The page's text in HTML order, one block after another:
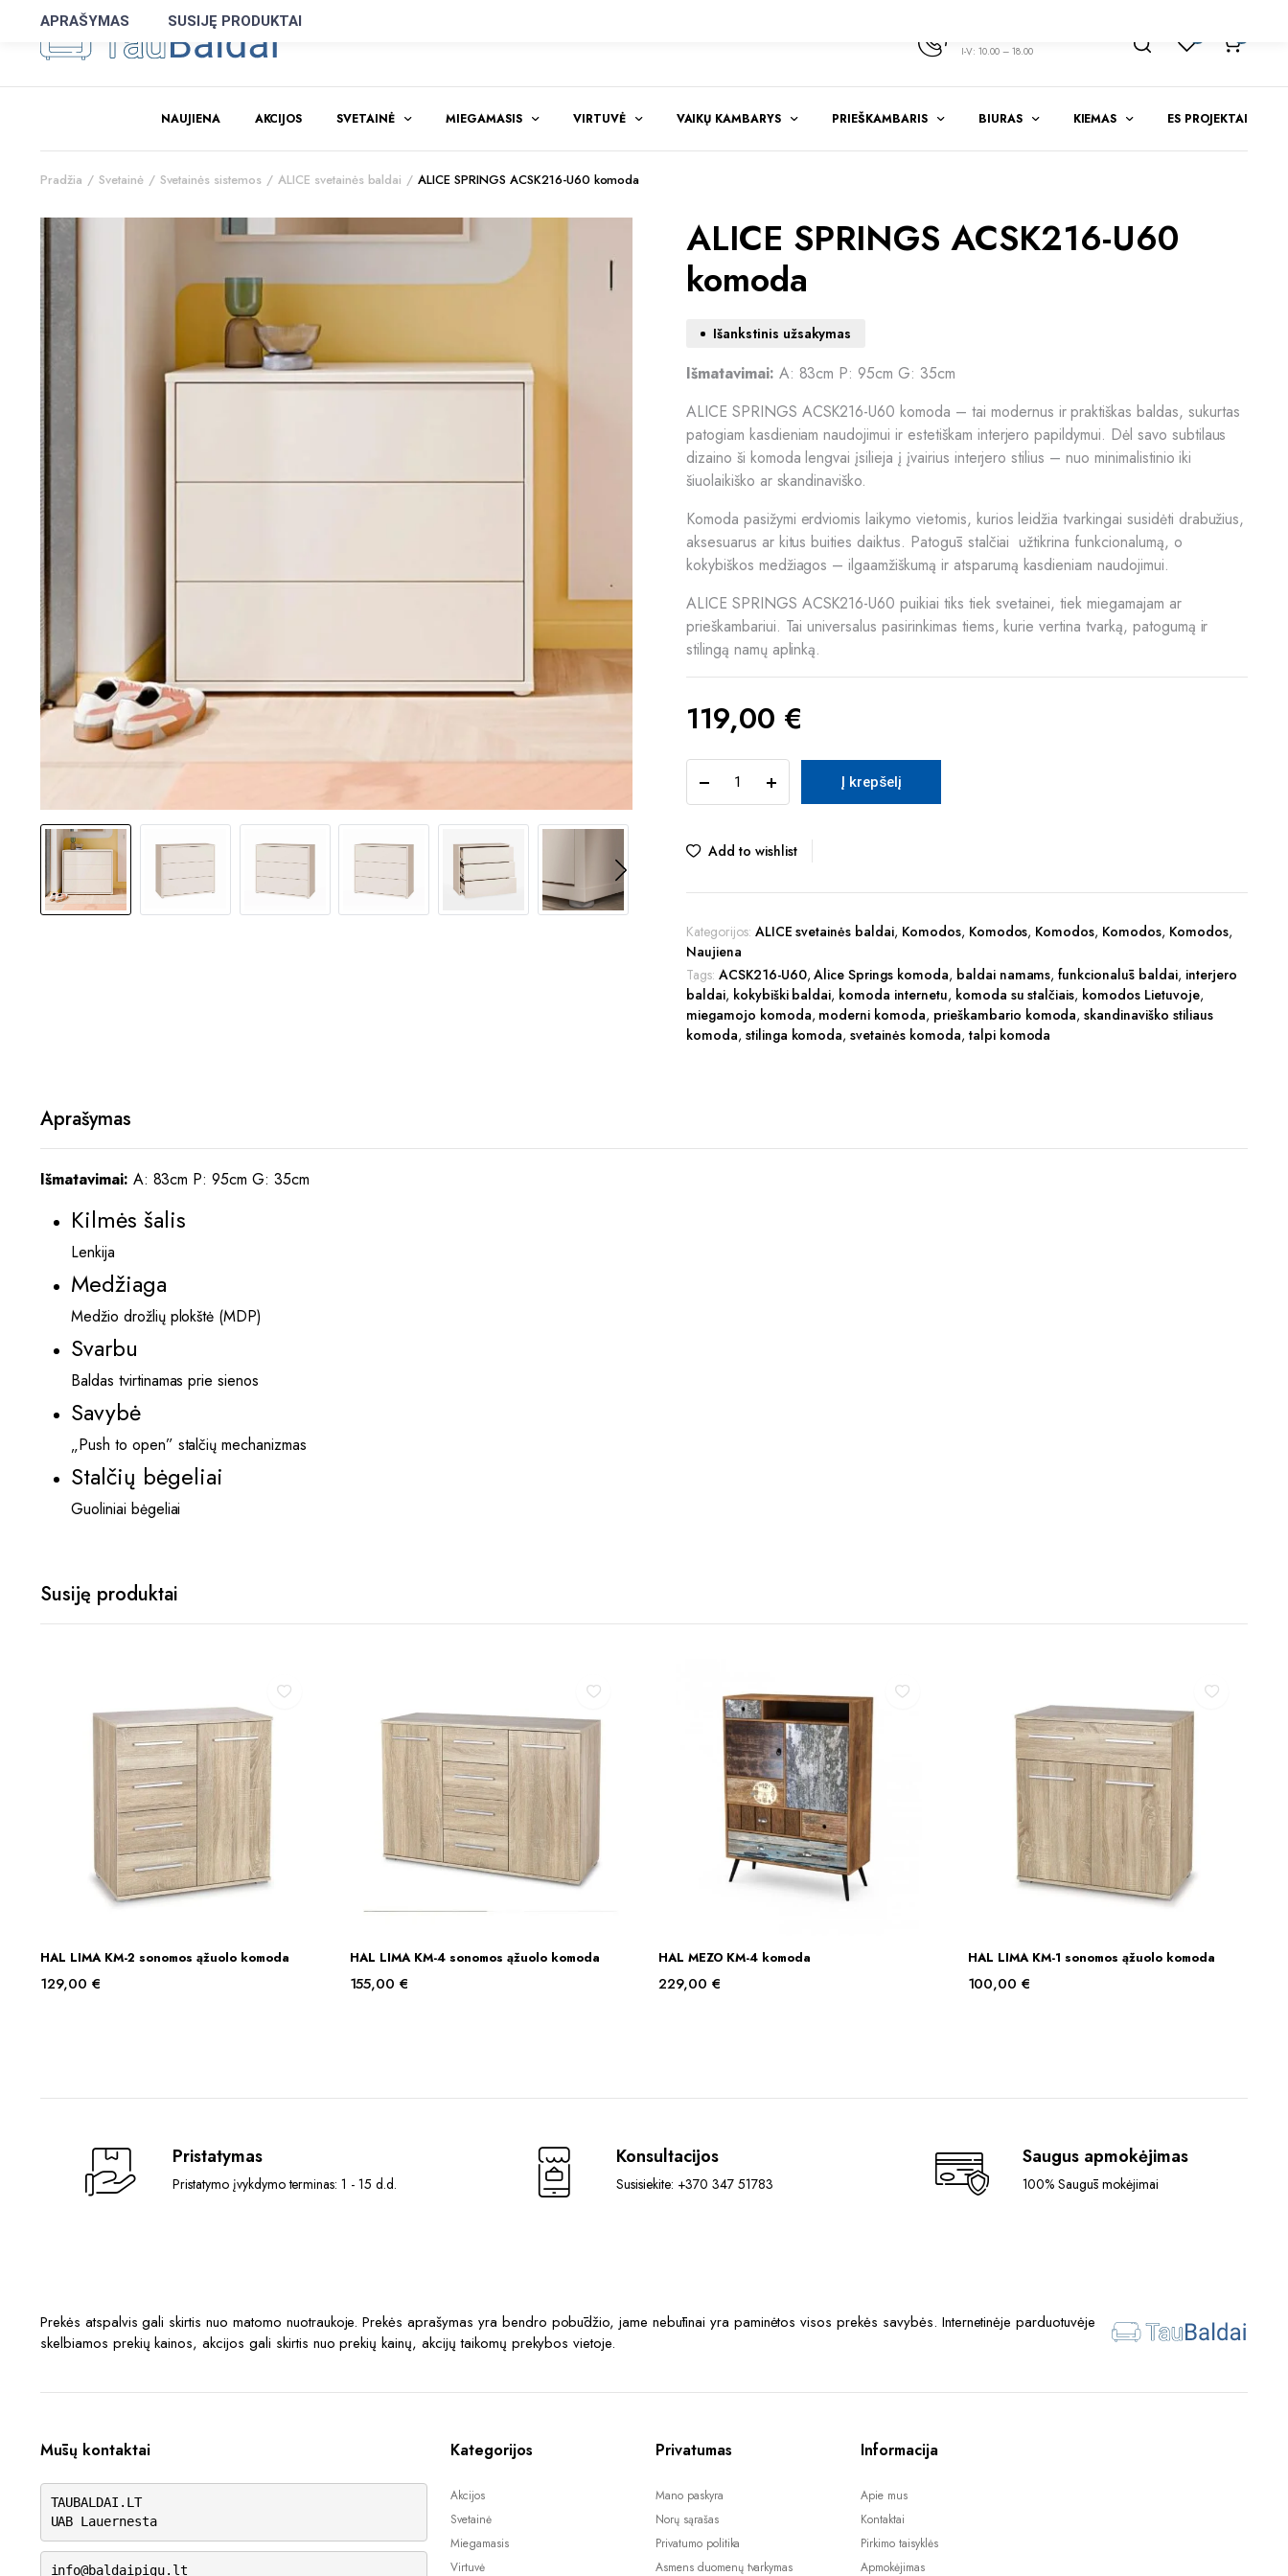
I-V: 10.00 – 18.00
NAUJIENA AKCIJOS SVETAINĖ MIEGAMASIS VIRTUVĖ VAIKŲ KAMBARYS PRIEŠKAMBARIS BIURAS KIEMAS ES PROJEKTAI
Pradžia Svetainė Svetainės sistemos ALICE svetainės baldai ALICE SPRINGS ACSK216-U60 komoda
ALICE SPRINGS ACSK216-U60
komoda
Išankstinis užsakymas
Išmatavimai: A: 83cm P: 95cm G: 35cm
ALICE SPRINGS ACSK216-U60 komoda – tai modernus ir praktiškas baldas, sukurtas
patogiam kasdieniam naudojimui ir estetiškam interjero papildymui. Dėl savo subtilaus
dizaino ši komoda lengvai įsilieja į įvairius interjero stilius – nuo minimalistinio iki
šiuolaikiško ar skandinaviško.
Komoda pasižymi erdviomis laikymo vietomis, kurios leidžia tvarkingai susidėti drabužius,
aksesuarus ar kitus buities daiktus. Patogūs stalčiai užtikrina funkcionalumą, o
kokybiškos medžiagos – ilgaamžiškumą ir atsparumą kasdieniam naudojimui.
ALICE SPRINGS ACSK216-U60 puikiai tiks tiek svetainei, tiek miegamajam ar
prieškambariui. Tai universalus pasirinkimas tiems, kurie vertina tvarką, patogumą ir
stilingą namų aplinką.
119,00 €
SPRINGS
ACSK216-
komoda
Į krepšelį
Add to wishlist
Kategorijos: ALICE svetainės baldai, Komodos, Komodos, Komodos, Komodos, Komodos,
Naujiena
Tags: ACSK216-U60,Alice Springs komoda, baldai namams,funkcionalūs baldai, interjero
baldai, kokybiški baldai, komoda internetu, komoda su stalčiais, komodos Lietuvoje,
miegamojo komoda, moderni komoda, prieškambario komoda,skandinaviško stiliaus
komoda, stilinga komoda,svetainės komoda, talpi komoda
Aprašymas
Išmatavimai: A: 83cm P: 95cm G: 35cm
Kilmės šalis
Lenkija
Medžiaga
Medžio drožlių plokštė (MDP)
Svarbu
Baldas tvirtinamas prie sienos
Savybė
„Push to open” stalčių mechanizmas
Stalčių bėgeliai
Guoliniai bėgeliai
Susiję produktai
Į KREPŠELĮ
HAL LIMA KM-2 sonomos ąžuolo komoda
129,00 €
Į KREPŠELĮ
HAL LIMA KM-4 sonomos ąžuolo komoda
155,00€
Į KREPŠELĮ
HAL MEZO KM-4 komoda
229,00 €
Į KREPŠELĮ
HAL LIMA KM-1 sonomos ąžuolo komoda
100,00€
APRAŠYMAS SUSIJĘ PRODUKTAI
Pristatymas
Pristatymo įvykdymo terminas: 1 - 15 d.d.
Konsultacijos
Susisiekite: +370 347 51783
Saugus apmokėjimas
100% Saugūs mokėjimai
Prekės atspalvis gali skirtis nuo matomo nuotraukoje. Prekės aprašymas yra bendro pobūdžio, jame nebūtinai yra paminėtos visos prekės savybės. Internetinėje parduotuvėje
skelbiamos prekių kainos, akcijos gali skirtis nuo prekių kainų, akcijų taikomų prekybos vietoje.
Mūsų kontaktai
TAUBALDAI.LT
UAB Lauernesta
info@baldaipigu.lt
Kategorijos
Akcijos
Svetainė
Miegamasis
Virtuvė
Privatumas
Mano paskyra
Norų sąrašas
Privatumo politika
Asmens duomenų tvarkymas
Informacija
Apie mus
Kontaktai
Pirkimo taisyklės
Apmokėjimas